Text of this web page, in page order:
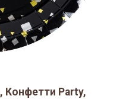
Конфетти Party,